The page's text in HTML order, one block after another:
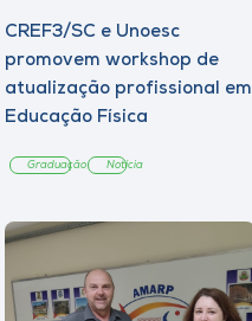
CREF3/SC e Unoesc
promovem workshop de
atualização profissional em
Educação Física
Graduação Notícia